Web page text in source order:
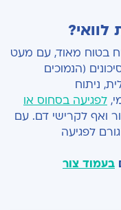
בטוח מאוד, עם מעט
(הנמוכים
ניתוח
לפגיעה בסחוס או
ואף לקרישי דם. עם
לפגיעה
בעמוד צור